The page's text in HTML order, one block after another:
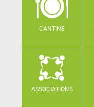
CANTINE
ASSOCIATIONS